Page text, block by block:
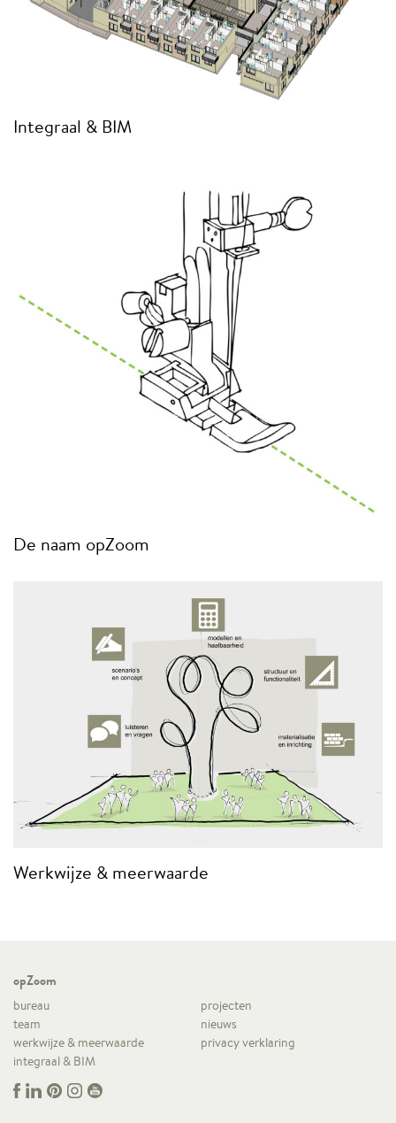
Integraal & BIM
De naam opZoom
Werkwijze & meerwaarde
opZoom
bureau
projecten
team
nieuws
werkwijze & meerwaarde
privacy verklaring
integraal & BIM